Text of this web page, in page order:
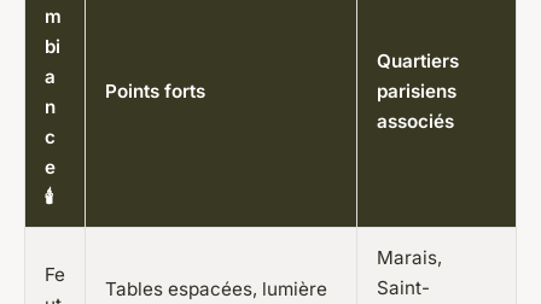
m
bi
a
n
c
e
🕯️
Points forts
Quartiers
parisiens
associés
Fe
Tables espacées, lumière
Marais,
Saint-